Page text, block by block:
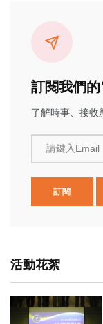
訂閱我們
了解時事、接收
請鍵入Email
訂閱
活動花絮